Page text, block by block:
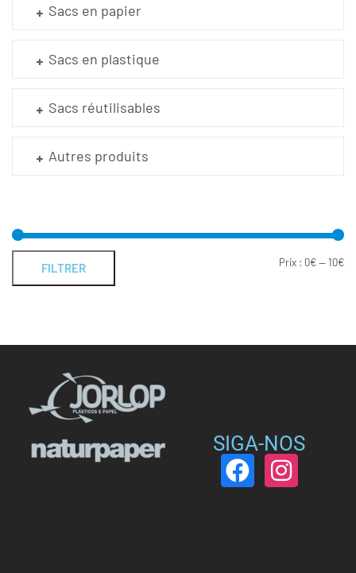
Sacs en papier
Sacs en plastique
Sacs réutilisables
Autres produits
FILTRER Prix : 0€—10€
SIGA-NOS